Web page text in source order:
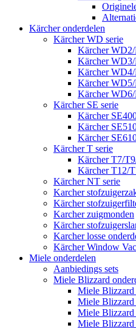
Kärcher onderdelen
Kärcher WD serie
Kärcher
Kärcher
Kärcher
Kärcher
Kärcher
Kärcher SE serie
Kärcher
Kärcher
Kärcher
Kärcher T serie
Kärcher T7/
Kärcher T12/
Kärcher NT serie
Karcher
Kärcher
Karcher zuigmonden
Kärcher
Karcher losse
Kärcher Window Vac
Miele onderdelen
Aanbiedings sets
Miele Blizzard
Miele Blizzard
Miele
Miele
Miele